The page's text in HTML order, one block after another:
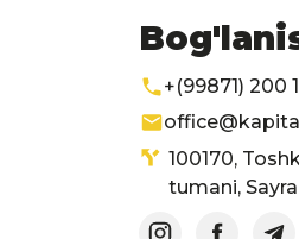
+(99871) 200
100170,
tumani,